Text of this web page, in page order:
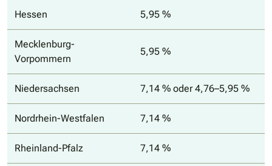
Hessen 5,95 %
Mecklenburg-
Vorpommern
5,95 %
Niedersachsen 7,14 % oder 4,76–5,95 %
Nordrhein-Westfalen 7,14 %
Rheinland-Pfalz 7,14 %